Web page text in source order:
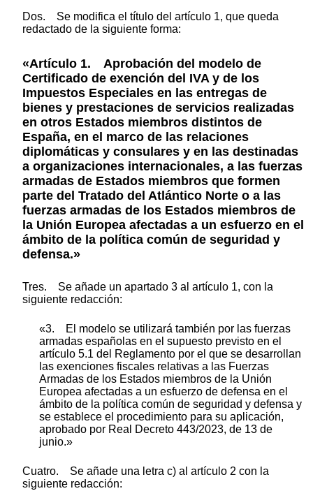
Dos. Se modifica el título del artículo 1, que queda
redactado de la siguiente forma:
«Artículo 1. Aprobación del modelo de
Certificado de exención del IVA y de los
Impuestos Especiales en las entregas de
bienes y prestaciones de servicios realizadas
en otros Estados miembros distintos de
España, en el marco de las relaciones
diplomáticas y consulares y en las destinadas
a organizaciones internacionales, a las fuerzas
armadas de Estados miembros que formen
parte del Tratado del Atlántico Norte o a las
fuerzas armadas de los Estados miembros de
la Unión Europea afectadas a un esfuerzo en el
ámbito de la política común de seguridad y
defensa.»
Tres. Se añade un apartado 3 al artículo 1, con la
siguiente redacción:
«3. El modelo se utilizará también por las fuerzas
armadas españolas en el supuesto previsto en el
artículo 5.1 del Reglamento por el que se desarrollan
las exenciones fiscales relativas a las Fuerzas
Armadas de los Estados miembros de la Unión
Europea afectadas a un esfuerzo de defensa en el
ámbito de la política común de seguridad y defensa y
se establece el procedimiento para su aplicación,
aprobado por Real Decreto 443/2023, de 13 de
junio.»
Cuatro. Se añade una letra c) al artículo 2 con la
siguiente redacción: